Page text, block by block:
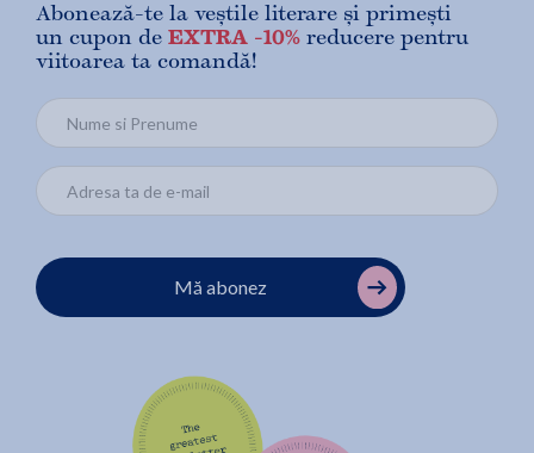
Abonează-te la veștile literare și primești
un cupon de EXTRA -10% reducere pentru
viitoarea ta comandă!
Mă abonez